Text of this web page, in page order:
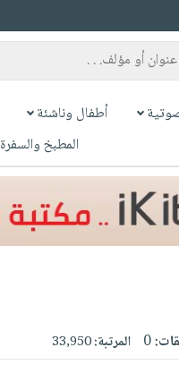
أطفال وناشئة
المطبخ والسفرة
0 المرتبة:33,950